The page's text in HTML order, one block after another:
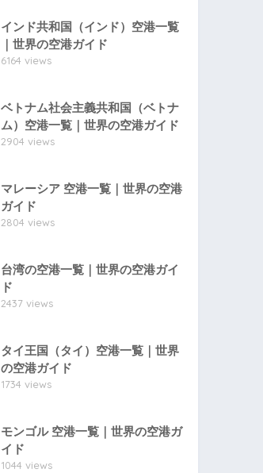
インド共和国（インド）空港一覧
｜世界の空港ガイド
6164 views
ベトナム社会主義共和国（ベトナ
ム）空港一覧｜世界の空港ガイド
2904 views
マレーシア 空港一覧｜世界の空港
ガイド
2804 views
台湾の空港一覧｜世界の空港ガイ
ド
2437 views
タイ王国（タイ）空港一覧｜世界
の空港ガイド
1734 views
モンゴル 空港一覧｜世界の空港ガ
イド
1044 views